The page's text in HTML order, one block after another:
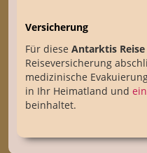
Versicherung
Für diese Antarktis Reise
Reiseversicherung
medizinische
in Ihr Heimatland und
beinhaltet.